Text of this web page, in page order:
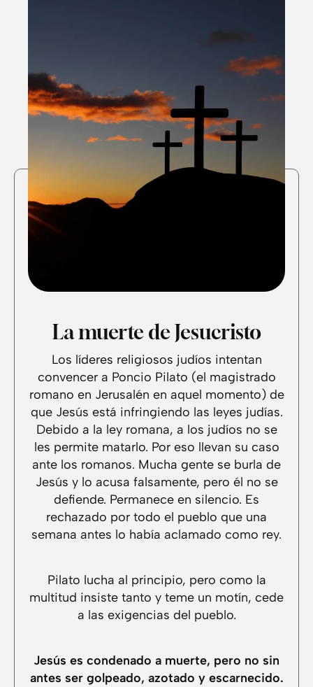
La muerte de Jesucristo
Los líderes religiosos judíos intentan
convencer a Poncio Pilato (el magistrado
romano en Jerusalén en aquel momento) de
que Jesús está infringiendo las leyes judías.
Debido a la ley romana, a los judíos no se
les permite matarlo. Por eso llevan su caso
ante los romanos. Mucha gente se burla de
Jesús y lo acusa falsamente, pero él no se
defiende. Permanece en silencio. Es
rechazado por todo el pueblo que una
semana antes lo había aclamado como rey.
Pilato lucha al principio, pero como la
multitud insiste tanto y teme un motín, cede
a las exigencias del pueblo.
Jesús es condenado a muerte, pero no sin
antes ser golpeado, azotado y escarnecido.